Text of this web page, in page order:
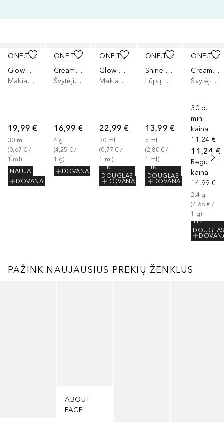
ONE.TWO.FREE!
Glow-Up Filter
Makiažo pagrindas
19,99 €
30 ml
(0,67 € /
1 ml )
NAUJA
DOVANA
ONE.TWO.FREE!
Creamy Highlighting Balm
Švytėjimo suteikianti priemonė/highlighteris
16,99 €
4 g
(4,25 € /
1 g)
DOVANA
ONE.TWO.FREE!
Glow Drops
Makiažo pagrindas
22,99 €
30 ml
(0,77 € /
1
ml )
TIK
DOUGLAS
DOVANA
ONE.TWO.FREE!
Shine Bright Lip Oil
Lūpų aliejus
13,99 €
5 ml
(2,80 € /
1 ml )
TIK
DOUGLAS
DOVANA
ONE.TWO.FREE!
Creamy Highlighting Balm
Švytėjimo suteikianti priemonė/highlighteris
30 d.
min.
kaina
11,24 €
11,24 €
Reguliari
kaina
14,99 €
2.4 g
(4,68 € /
1
g)
TIK
PAŽINK NAUJAUSIUS PREKIŲ ŽENKLUS
ABOUT
FACE